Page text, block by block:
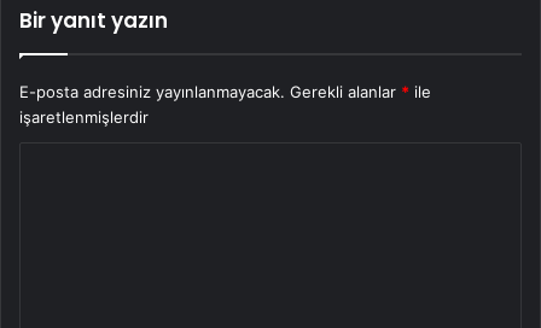
Bir yanıt yazın
E-posta adresiniz yayınlanmayacak. Gerekli alanlar * ile
işaretlenmişlerdir